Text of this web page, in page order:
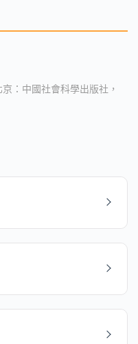
：中國社會科學出版社，